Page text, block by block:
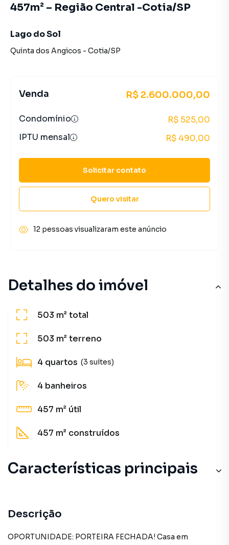
Detalhes do imóvel
503 m²total
503 m²terreno
4 quartos (3 suítes)
4 banheiros
457 m² útil
457 m² construídos
Características principais
Aquecimento Solar
Piscina
Descrição
OPORTUNIDADE: PORTEIRA FECHADA! Casa em
457m² – Região Central -Cotia/SP
Lago do Sol
Quinta dos Angicos - Cotia/SP
Venda R$ 2.600.000,00
Condomínio
R$ 525,00
IPTU mensal
R$ 490,00
Solicitar contato
Quero visitar
12 pessoas visualizaram este anúncio